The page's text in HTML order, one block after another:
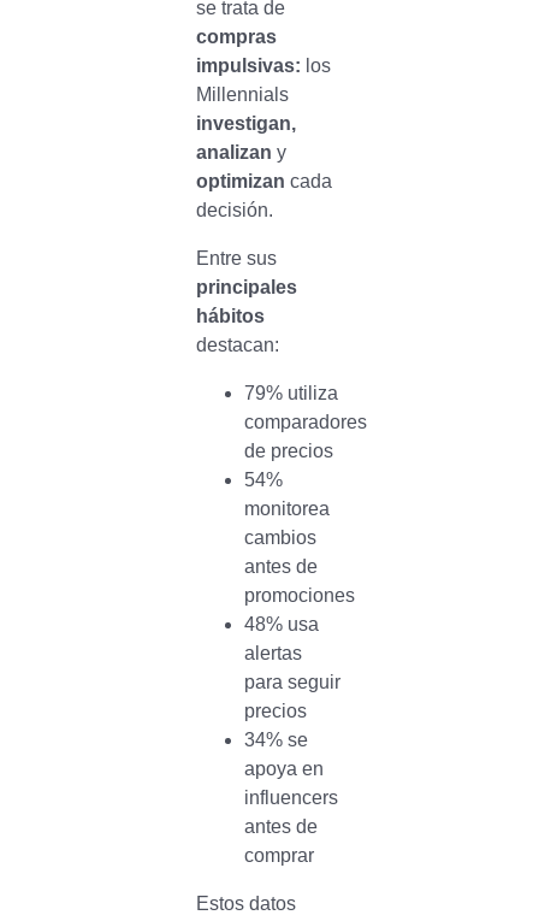
se trata de
compras
impulsivas: los
Millennials
investigan,
analizan y
optimizan cada
decisión.
Entre sus
principales
hábitos
destacan:
79% utiliza
comparadores
de precios
54%
monitorea
cambios
antes de
promociones
48% usa
alertas
para seguir
precios
34% se
apoya en
influencers
antes de
comprar
Estos datos